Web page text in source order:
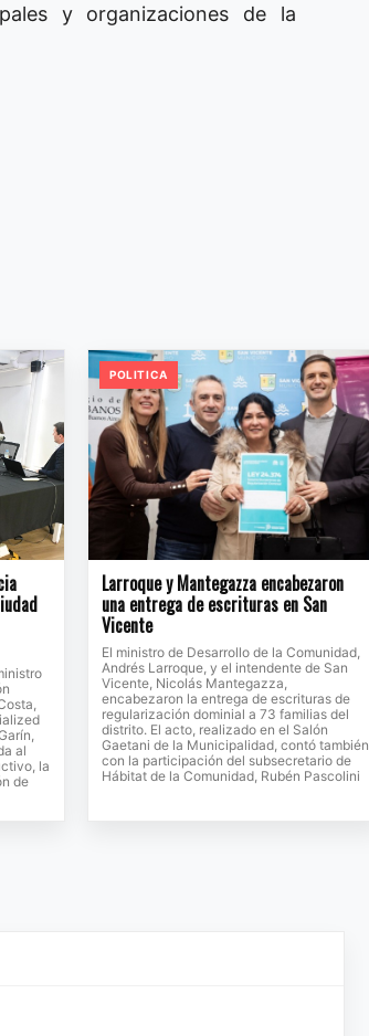
y organizaciones de la
al
la
de
POLITICA
Larroque y Mantegazza encabezaron
una entrega de escrituras en San
Vicente
El ministro de Desarrollo de la Comunidad,
Andrés Larroque, y el intendente de San
Vicente, Nicolás Mantegazza,
encabezaron la entrega de escrituras de
regularización dominial a 73 familias del
distrito. El acto, realizado en el Salón
Gaetani de la Municipalidad, contó también
con la participación del subsecretario de
Hábitat de la Comunidad, Rubén Pascolini